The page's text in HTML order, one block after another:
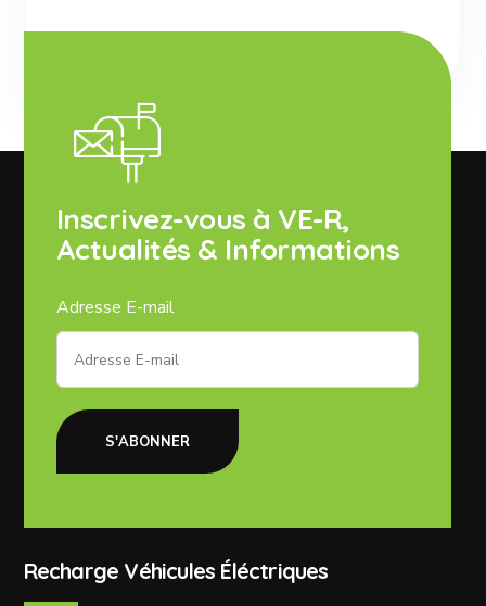
Inscrivez-vous à VE-R,
Actualités & Informations
Adresse E-mail
S'ABONNER
Recharge Véhicules Éléctriques